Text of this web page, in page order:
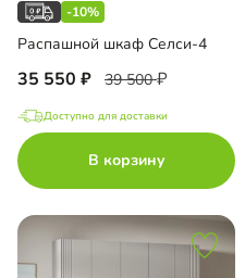
-10%
Распашной шкаф Селси-4
35 550 39 500
Доступно для доставки
В корзину